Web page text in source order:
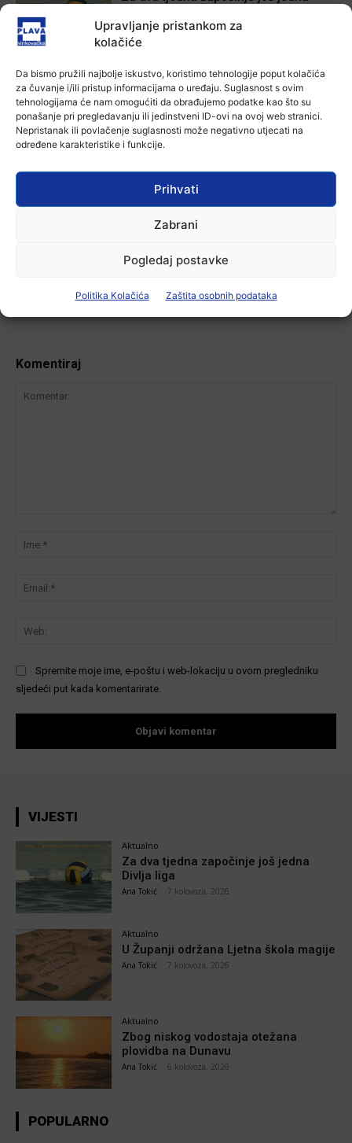
Upravljanje pristankom za
kolačiće
Da bismo pružili najbolje iskustvo, koristimo tehnologije poput kolačića
za čuvanje i/ili pristup informacijama o uređaju. Suglasnost s ovim
tehnologijama će nam omogućiti da obrađujemo podatke kao što su
ponašanje pri pregledavanju ili jedinstveni ID-ovi na ovoj web stranici.
Nepristanak ili povlačenje suglasnosti može negativno utjecati na
određene karakteristike i funkcije.
Prihvati
Zabrani
Pogledaj postavke
Politika Kolačića Zaštita osobnih podataka
7 kolovoza, 2026
Aktualno
U Županji održana Ljetna škola magije
7 kolovoza, 2026
Zbog niskog vodostaja otežana
plovidba na Dunavu
Komentiraj
Spremite moje ime, e-poštu i web-lokaciju u ovom pregledniku
sljedeći put kada komentarirate.
VIJESTI
Aktualno
Za dva tjedna započinje još jedna
Divlja liga
Ana Tokić 7 kolovoza, 2026
Aktualno
U Županji održana Ljetna škola magije
Ana Tokić 7 kolovoza, 2026
Aktualno
Zbog niskog vodostaja otežana
plovidba na Dunavu
Ana Tokić 6 kolovoza, 2026
POPULARNO